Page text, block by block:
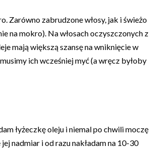
Zarówno zabrudzone włosy, jak i świeżo
na mokro). Na włosach oczyszczonych z
mają większą szansę na wniknięcie w
ich wcześniej myć (a wręcz byłoby
łyżeczkę oleju i niemal po chwili moczę
nadmiar i od razu nakładam na 10-30